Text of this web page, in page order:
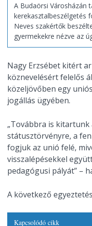
A Budaörsi Városházán
kerekasztalbeszélgetés
Neves szakértők
gyermekekre nézve az
Nagy Erzsébet kitért
köznevelésért felelős
közeljövőben egy
jogállás ügyében.
„Továbbra is kitartunk
státusztörvényre, a
fogjuk az unió felé,
visszalépésekkel
pedagógusi pályát” –
A következő
Kapcsolódó cikk